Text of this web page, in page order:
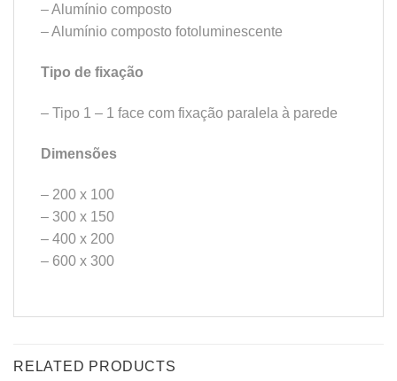
– Alumínio composto
– Alumínio composto fotoluminescente
Tipo de fixação
– Tipo 1 – 1 face com fixação paralela à parede
Dimensões
– 200 x 100
– 300 x 150
– 400 x 200
– 600 x 300
RELATED PRODUCTS